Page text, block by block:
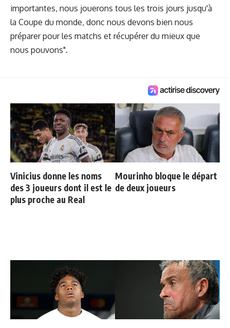
importantes, nous jouerons tous les trois jours jusqu'à
la Coupe du monde, donc nous devons bien nous
préparer pour les matchs et récupérer du mieux que
nous pouvons".
Vinicius donne les noms
des 3 joueurs dont il est le
plus proche au Real
Mourinho bloque le départ
de deux joueurs